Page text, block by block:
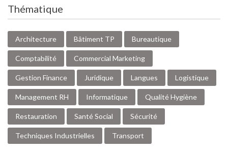
Thématique
Architecture Bâtiment TP Bureautique
Comptabilité Commercial Marketing
Gestion Finance Juridique Langues Logistique
Management RH Informatique Qualité Hygiène
Restauration Santé Social Sécurité
Techniques Industrielles Transport